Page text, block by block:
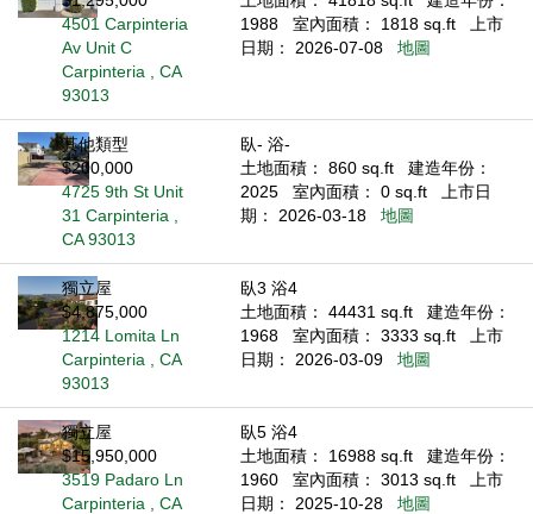
4501 Carpinteria
Av Unit C
Carpinteria , CA
93013
1988
室內面積： 1818 sq.ft
上市
日期： 2026-07-08
地圖
其他類型
$200,000
4725 9th St Unit
31 Carpinteria ,
CA 93013
臥- 浴-
土地面積： 860 sq.ft
建造年份：
2025
室內面積： 0 sq.ft
上市日
期： 2026-03-18
地圖
獨立屋
$4,875,000
1214 Lomita Ln
Carpinteria , CA
93013
臥3 浴4
土地面積： 44431 sq.ft
建造年份：
1968
室內面積： 3333 sq.ft
上市
日期： 2026-03-09
地圖
獨立屋
$15,950,000
3519 Padaro Ln
Carpinteria , CA
臥5 浴4
土地面積： 16988 sq.ft
建造年份：
1960
室內面積： 3013 sq.ft
上市
日期： 2025-10-28
地圖